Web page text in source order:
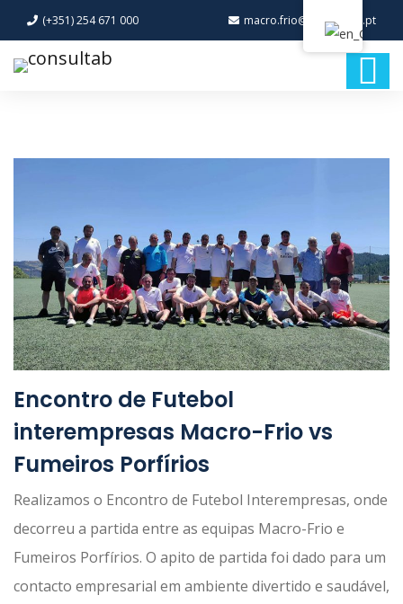
(+351) 254 671 000 macro.frio@macro-frio.pt
Encontro de Futebol
interempresas Macro-Frio vs
Fumeiros Porfírios
Realizamos o Encontro de Futebol Interempresas, onde
decorreu a partida entre as equipas Macro-Frio e
Fumeiros Porfírios. O apito de partida foi dado para um
contacto empresarial em ambiente divertido e saudável,